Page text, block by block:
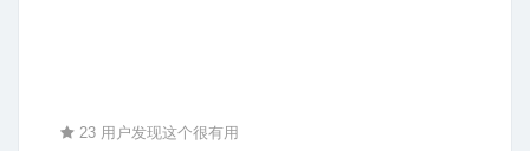
23 用户发现这个很有用